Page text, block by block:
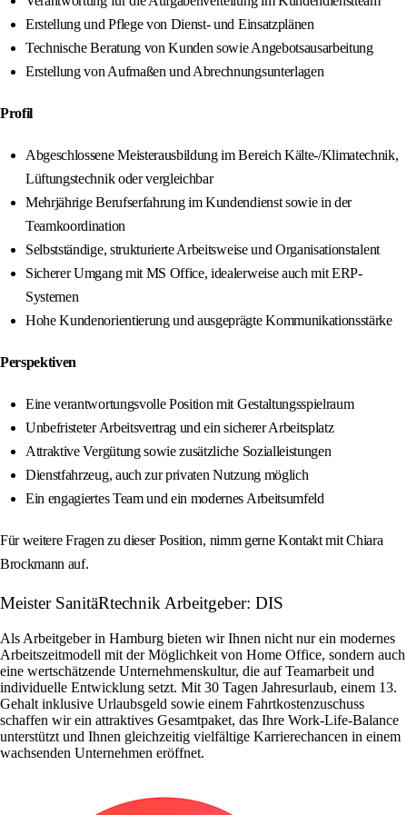
Erstellung und Pflege von Dienst- und Einsatzplänen
Technische Beratung von Kunden sowie Angebotsausarbeitung
Erstellung von Aufmaßen und Abrechnungsunterlagen
Profil
Abgeschlossene Meisterausbildung im Bereich Kälte-/Klimatechnik,
Lüftungstechnik oder vergleichbar
Mehrjährige Berufserfahrung im Kundendienst sowie in der
Teamkoordination
Selbstständige, strukturierte Arbeitsweise und Organisationstalent
Sicherer Umgang mit MS Office, idealerweise auch mit ERP-
Systemen
Hohe Kundenorientierung und ausgeprägte Kommunikationsstärke
Perspektiven
Eine verantwortungsvolle Position mit Gestaltungsspielraum
Unbefristeter Arbeitsvertrag und ein sicherer Arbeitsplatz
Attraktive Vergütung sowie zusätzliche Sozialleistungen
Dienstfahrzeug, auch zur privaten Nutzung möglich
Ein engagiertes Team und ein modernes Arbeitsumfeld
Für weitere Fragen zu dieser Position, nimm gerne Kontakt mit Chiara
Brockmann auf.
Meister SanitäRtechnik Arbeitgeber: DIS
Als Arbeitgeber in Hamburg bieten wir Ihnen nicht nur ein modernes
Arbeitszeitmodell mit der Möglichkeit von Home Office, sondern auch
eine wertschätzende Unternehmenskultur, die auf Teamarbeit und
individuelle Entwicklung setzt. Mit 30 Tagen Jahresurlaub, einem 13.
Gehalt inklusive Urlaubsgeld sowie einem Fahrtkostenzuschuss
schaffen wir ein attraktives Gesamtpaket, das Ihre Work-Life-Balance
unterstützt und Ihnen gleichzeitig vielfältige Karrierechancen in einem
wachsenden Unternehmen eröffnet.